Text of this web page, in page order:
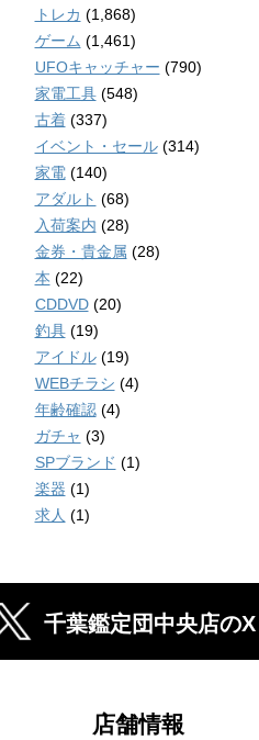
トレカ (1,868)
ゲーム (1,461)
UFOキャッチャー (790)
家電工具(548)
古着(337)
イベント・セール(314)
家電(140)
アダルト (68)
入荷案内 (28)
金券・貴金属 (28)
本 (22)
CDDVD(20)
釣具(19)
アイドル(19)
WEBチラシ (4)
年齢確認(4)
ガチャ (3)
SPブランド (1)
楽器 (1)
求人 (1)
千葉鑑定団中央店のX
店舗情報